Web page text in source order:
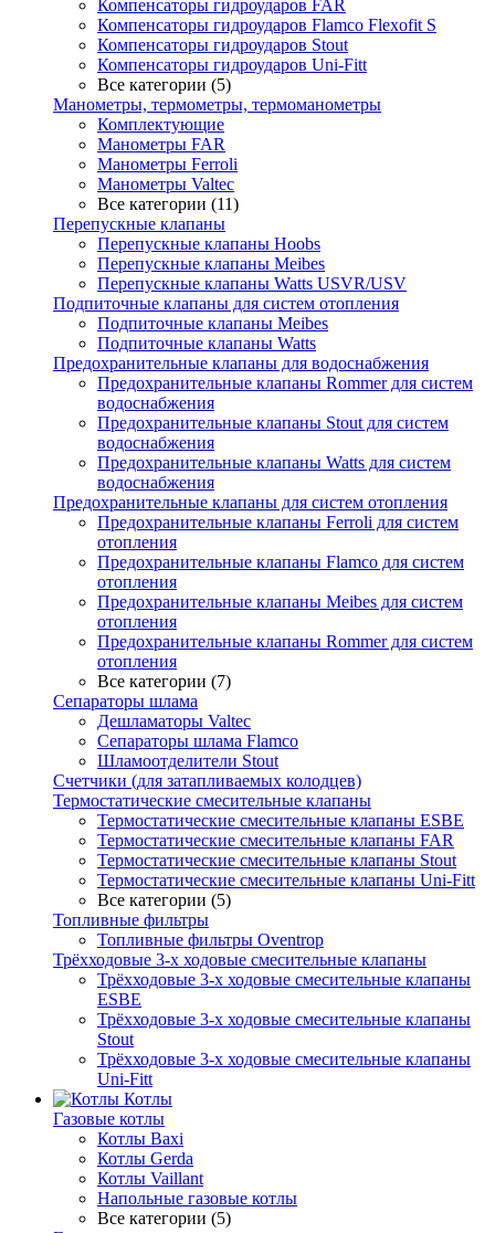
Компенсаторы гидроударов FAR
Компенсаторы гидроударов Flamco Flexofit S
Компенсаторы гидроударов Stout
Компенсаторы гидроударов Uni-Fitt
Все категории (5)
Манометры, термометры, термоманометры
Комплектующие
Манометры FAR
Манометры Ferroli
Манометры Valtec
Все категории (11)
Перепускные клапаны
Перепускные клапаны Hoobs
Перепускные клапаны Meibes
Перепускные клапаны Watts USVR/USV
Подпиточные клапаны для систем отопления
Подпиточные клапаны Meibes
Подпиточные клапаны Watts
Предохранительные клапаны для водоснабжения
Предохранительные клапаны Rommer для систем
водоснабжения
Предохранительные клапаны Stout для систем
водоснабжения
Предохранительные клапаны Watts для систем
водоснабжения
Предохранительные клапаны для систем отопления
Предохранительные клапаны Ferroli для систем
отопления
Предохранительные клапаны Flamco для систем
отопления
Предохранительные клапаны Meibes для систем
отопления
Предохранительные клапаны Rommer для систем
отопления
Все категории (7)
Сепараторы шлама
Дешламаторы Valtec
Сепараторы шлама Flamco
Шламоотделители Stout
Счетчики (для затапливаемых колодцев)
Термостатические смесительные клапаны
Термостатические смесительные клапаны ESBE
Термостатические смесительные клапаны FAR
Термостатические смесительные клапаны Stout
Термостатические смесительные клапаны Uni-Fitt
Все категории (5)
Топливные фильтры
Топливные фильтры Oventrop
Трёхходовые 3-х ходовые смесительные клапаны
Трёхходовые 3-х ходовые смесительные клапаны
ESBE
Трёхходовые 3-х ходовые смесительные клапаны
Stout
Трёхходовые 3-х ходовые смесительные клапаны
Uni-Fitt
Котлы
Газовые котлы
Котлы Baxi
Котлы Gerda
Котлы Vaillant
Напольные газовые котлы
Все категории (5)